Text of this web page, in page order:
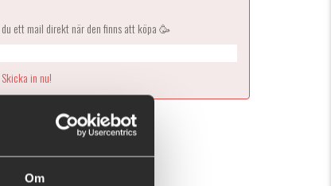
Om
ett mail direkt när den finns att köpa 🥳
ger dig 190 fishcoins nu!
detta?